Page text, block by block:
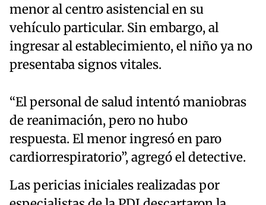
menor al centro asistencial en su
vehículo particular. Sin embargo, al
ingresar al establecimiento, el niño ya no
presentaba signos vitales.
“El personal de salud intentó maniobras
de reanimación, pero no hubo
respuesta. El menor ingresó en paro
cardiorrespiratorio”, agregó el detective.
Las pericias iniciales realizadas por